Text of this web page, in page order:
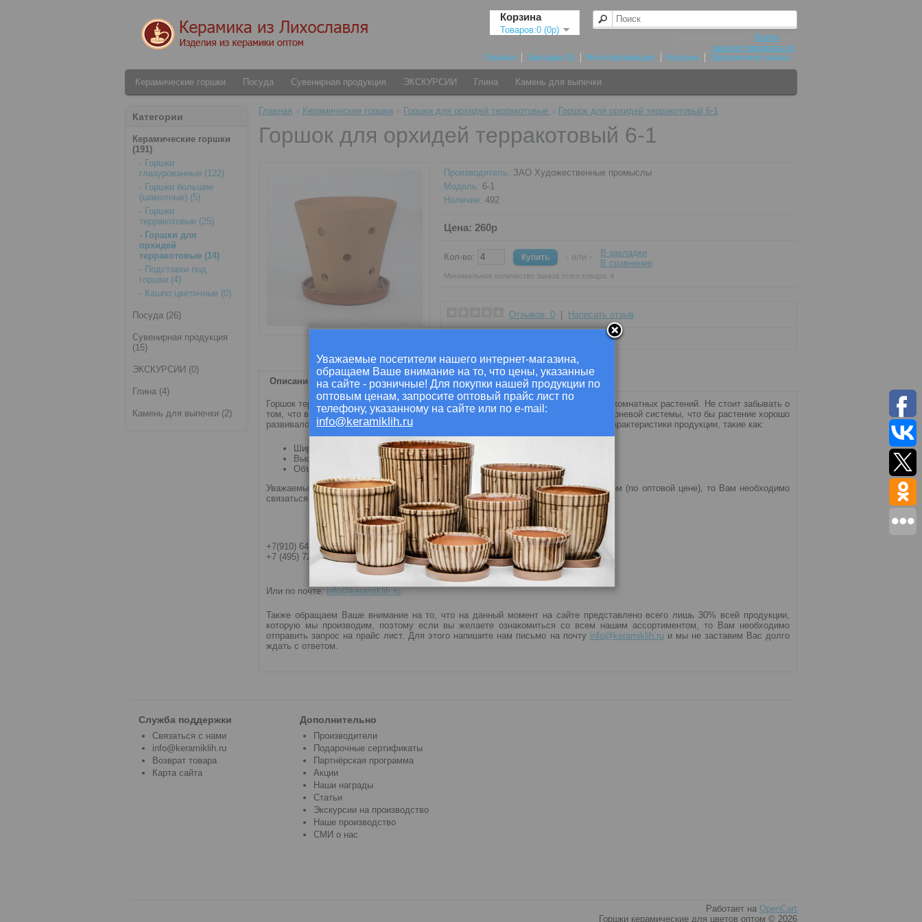
Корзина
Товаров:0 (0р)
Войти
зарегистрироваться
Главная Закладки (0) Моя информация Корзина Оформление заказа
Керамические горшки Посуда Сувенирная продукция ЭКСКУРСИИ Глина Камень для выпечки
Категории
Керамические горшки
(191)
- Горшки
глазурованные (122)
- Горшки большие
(шамотные) (5)
- Горшки
терракотовые (25)
- Горшки для
орхидей
терракотовые (14)
- Подставки под
горшки (4)
- Кашпо цветочные (0)
Посуда (26)
Сувенирная продукция
(15)
ЭКСКУРСИИ (0)
Глина (4)
Камень для выпечки (2)
Главная Керамические горшки Горшки для орхидей терракотовые Горшок для орхидей терракотовый 6-1
Горшок для орхидей терракотовый 6-1
Производитель: ЗАО Художественные промыслы
Модель: 6-1
Наличие: 492
Цена: 260р
Кол-во: - или -
В закладки
В сравнение
Минимальное количество заказа этого товара: 4
Отзывов: 0 Написать отзыв
Описание Отзывы (0)
Горшок терракотовый для орхидей, великолепно подходит для высаживания этих комнатных растений. Не стоит забывать о
том, что выбиратьцветочные горшкидля орхидей, следует исходя из объемов корневой системы, что бы растение хорошо
развивалось и чувствовало себя замечательно. Чуть ниже приведены основные характеристики продукции, такие как:
Ширина: 14,0 см.
Высота: 13,0 см.
Объем: 1,2 литра.
Уважаемые дамы и господа, если вы намерены приобрести нашу продукцию оптом (по оптовой цене), то Вам необходимо
связаться с нами по телефонам:
+7(910) 649-25-55
+7 (495) 7252-975
Или по почте: info@keramiklih.ru.
Также обращаем Ваше внимание на то, что на данный момент на сайте представлено всего лишь 30% всей продукции,
которую мы производим, поэтому если вы желаете ознакомиться со всем нашим ассортиментом, то Вам необходимо
отправить запрос на прайс лист. Для этого напишите нам письмо на почту info@keramiklih.ru и мы не заставим Вас долго
ждать с ответом.
Служба поддержки
Связаться с нами
info@keramiklih.ru
Возврат товара
Карта сайта
Дополнительно
Производители
Подарочные сертификаты
Партнёрская программа
Акции
Наши награды
Статьи
Экскурсии на производство
Наше производство
СМИ о нас
Работает на OpenCart
Горшки керамические для цветов оптом © 2026
Уважаемые посетители нашего интернет-магазина,
обращаем Ваше внимание на то, что цены, указанные
на сайте - розничные! Для покупки нашей продукции по
оптовым ценам, запросите оптовый прайс лист по
телефону, указанному на сайте или по e-mail:
info@keramiklih.ru